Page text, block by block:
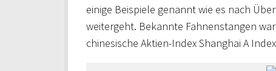
einige Beispiele genannt wie es nach
weitergeht. Bekannte Fahnenstangen
chinesische Aktien-Index Shanghai A